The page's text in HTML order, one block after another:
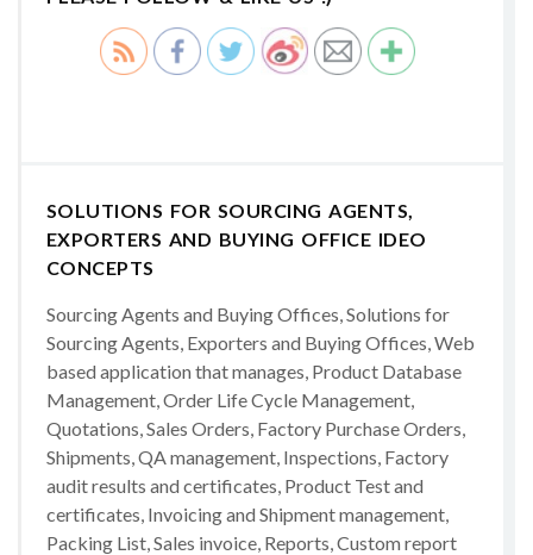
SOLUTIONS FOR SOURCING AGENTS,
EXPORTERS AND BUYING OFFICE IDEO
CONCEPTS
Sourcing Agents and Buying Offices, Solutions for
Sourcing Agents, Exporters and Buying Offices, Web
based application that manages, Product Database
Management, Order Life Cycle Management,
Quotations, Sales Orders, Factory Purchase Orders,
Shipments, QA management, Inspections, Factory
audit results and certificates, Product Test and
certificates, Invoicing and Shipment management,
Packing List, Sales invoice, Reports, Custom report